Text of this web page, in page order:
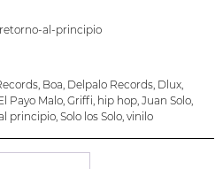
al-principio
Boa Delpalo Records Dlux
Payo Malo Griffi hip hop Juan Solo
principio Solo los Solo vinilo